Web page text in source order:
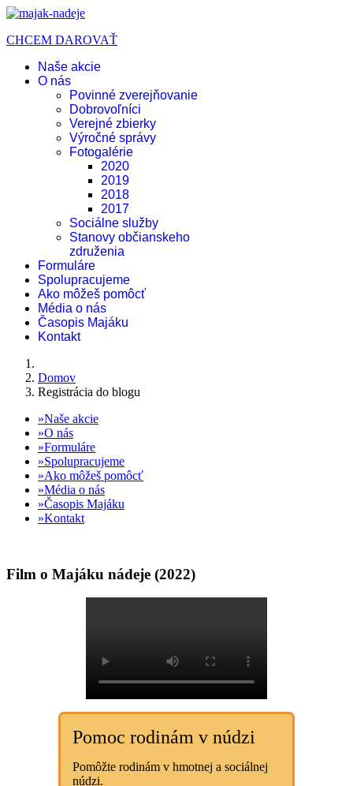
CHCEM DAROVAŤ
Naše akcie
O nás
Povinné zverejňovanie
Dobrovoľníci
Verejné zbierky
Výročné správy
Fotogalérie
2020
2019
2018
2017
Sociálne služby
Stanovy občianskeho
združenia
Formuláre
Spolupracujeme
Ako môžeš pomôcť
Média o nás
Časopis Majáku
Kontakt
Domov
Registrácia do blogu
Naše akcie
O nás
Formuláre
Spolupracujeme
Ako môžeš pomôcť
Média o nás
Časopis Majáku
Kontakt
Film o Majáku nádeje (2022)